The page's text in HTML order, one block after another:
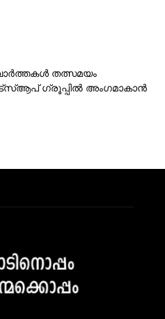
തത്സമയം
ഗ്രൂപ്പില്‍ അംഗമാകാന്‍